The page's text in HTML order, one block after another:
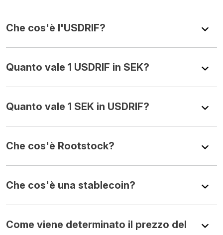
Che cos'è l'USDRIF?
Quanto vale 1 USDRIF in SEK?
Quanto vale 1 SEK in USDRIF?
Che cos'è Rootstock?
Che cos'è una stablecoin?
Come viene determinato il prezzo del